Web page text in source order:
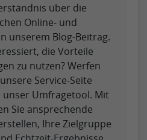
über die
Online- und
unserem Blog-Beitrag.
die Vorteile
zu nutzen? Werfen
Service-Seite
unser Umfragetool. Mit
Sie ansprechende
Ihre Zielgruppe